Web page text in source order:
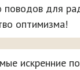
поводов для
оптимизма!
искренние